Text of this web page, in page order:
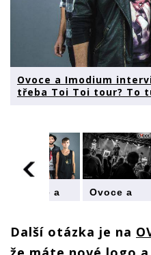
Ovoce a Imodium
třeba Toi Toi tour? To
Ovoce a
(II.): Další
Ovoce a
(II.): Další
turné? Co
Další otázka je na